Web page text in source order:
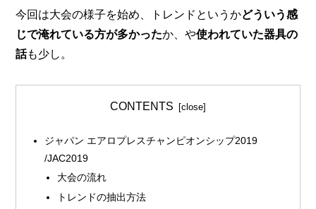
今回は大会の様子を始め、トレンドというかどういう感
じで淹れている方が多かったか、や使われていた器具の
話も少し。
CONTENTS
ジャパン エアロプレスチャンピオンシップ2019
/JAC2019
大会の流れ
トレンドの抽出方法